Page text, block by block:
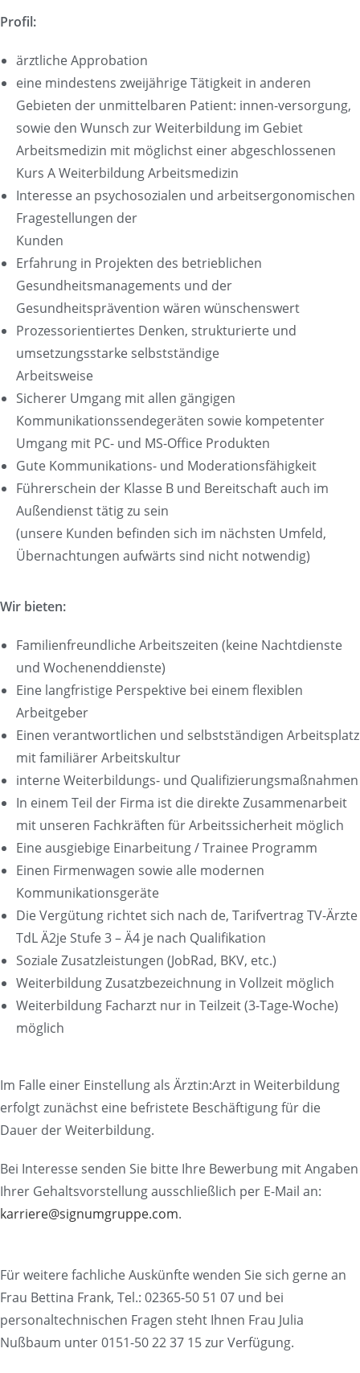
Profil:
ärztliche Approbation
eine mindestens zweijährige Tätigkeit in anderen
Gebieten der unmittelbaren Patient: innen-versorgung,
sowie den Wunsch zur Weiterbildung im Gebiet
Arbeitsmedizin mit möglichst einer abgeschlossenen
Kurs A Weiterbildung Arbeitsmedizin
Interesse an psychosozialen und arbeitsergonomischen
Fragestellungen der
Kunden
Erfahrung in Projekten des betrieblichen
Gesundheitsmanagements und der
Gesundheitsprävention wären wünschenswert
Prozessorientiertes Denken, strukturierte und
umsetzungsstarke selbstständige
Arbeitsweise
Sicherer Umgang mit allen gängigen
Kommunikationssendegeräten sowie kompetenter
Umgang mit PC- und MS-Office Produkten
Gute Kommunikations- und Moderationsfähigkeit
Führerschein der Klasse B und Bereitschaft auch im
Außendienst tätig zu sein
(unsere Kunden befinden sich im nächsten Umfeld,
Übernachtungen aufwärts sind nicht notwendig)
Wir bieten:
Familienfreundliche Arbeitszeiten (keine Nachtdienste
und Wochenenddienste)
Eine langfristige Perspektive bei einem flexiblen
Arbeitgeber
Einen verantwortlichen und selbstständigen Arbeitsplatz
mit familiärer Arbeitskultur
interne Weiterbildungs- und Qualifizierungsmaßnahmen
In einem Teil der Firma ist die direkte Zusammenarbeit
mit unseren Fachkräften für Arbeitssicherheit möglich
Eine ausgiebige Einarbeitung / Trainee Programm
Einen Firmenwagen sowie alle modernen
Kommunikationsgeräte
Die Vergütung richtet sich nach de, Tarifvertrag TV-Ärzte
TdL Ä2je Stufe 3 – Ä4 je nach Qualifikation
Soziale Zusatzleistungen (JobRad, BKV, etc.)
Weiterbildung Zusatzbezeichnung in Vollzeit möglich
Weiterbildung Facharzt nur in Teilzeit (3-Tage-Woche)
möglich
Im Falle einer Einstellung als Ärztin:Arzt in Weiterbildung
erfolgt zunächst eine befristete Beschäftigung für die
Dauer der Weiterbildung.
Bei Interesse senden Sie bitte Ihre Bewerbung mit Angaben
Ihrer Gehaltsvorstellung ausschließlich per E-Mail an:
karriere@signumgruppe.com.
Für weitere fachliche Auskünfte wenden Sie sich gerne an
Frau Bettina Frank, Tel.: 02365-50 51 07 und bei
personaltechnischen Fragen steht Ihnen Frau Julia
Nußbaum unter 0151-50 22 37 15 zur Verfügung.